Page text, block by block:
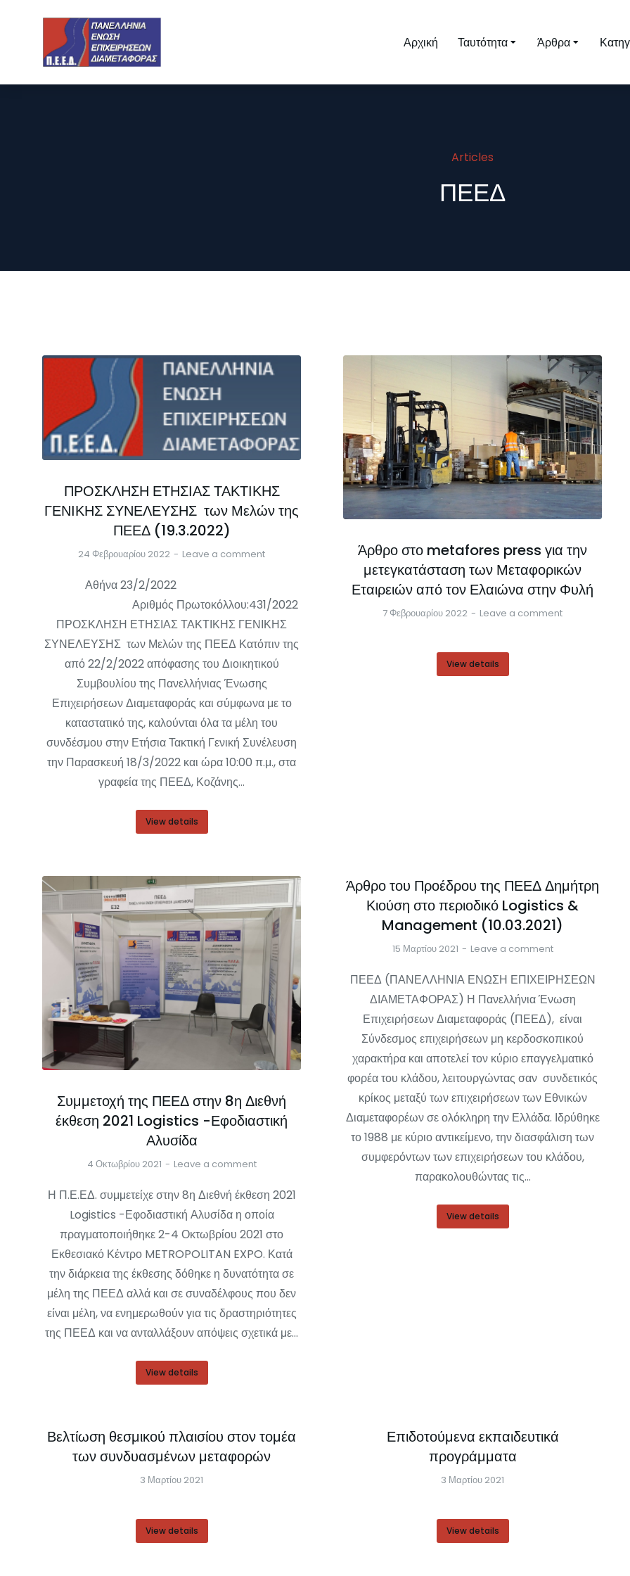
Αρχική Ταυτότητα Άρθρα
Articles
ΠΕΕΔ
ΠΡΟΣΚΛΗΣΗ ΕΤΗΣΙΑΣ ΤΑΚΤΙΚΗΣ
ΓΕΝΙΚΗΣ ΣΥΝΕΛΕΥΣΗΣ των Μελών της
ΠΕΕΔ (19.3.2022)
24 Φεβρουαρίου 2022 Leave a comment
Αθήνα 23/2/2022
Αριθμός Πρωτοκόλλου:431/2022
ΠΡΟΣΚΛΗΣΗ ΕΤΗΣΙΑΣ ΤΑΚΤΙΚΗΣ ΓΕΝΙΚΗΣ
ΣΥΝΕΛΕΥΣΗΣ των Μελών της ΠΕΕΔ Κατόπιν της
από 22/2/2022 απόφασης του Διοικητικού
Συμβουλίου της Πανελλήνιας Ένωσης
Επιχειρήσεων Διαμεταφοράς και σύμφωνα με το
καταστατικό της, καλούνται όλα τα μέλη του
συνδέσμου στην Ετήσια Τακτική Γενική Συνέλευση
την Παρασκευή 18/3/2022 και ώρα 10:00 π.μ., στα
γραφεία της ΠΕΕΔ, Κοζάνης…
View details
Άρθρο στο metafores press για την
μετεγκατάσταση των Μεταφορικών
Εταιρειών από τον Ελαιώνα στην Φυλή
7 Φεβρουαρίου 2022 Leave a comment
View details
Συμμετοχή της ΠΕΕΔ στην 8η Διεθνή
έκθεση 2021 Logistics -Εφοδιαστική
Αλυσίδα
4 Οκτωβρίου 2021 Leave a comment
Η Π.Ε.ΕΔ. συμμετείχε στην 8η Διεθνή έκθεση 2021
Logistics -Εφοδιαστική Αλυσίδα η οποία
πραγματοποιήθηκε 2-4 Οκτωβρίου 2021 στο
Εκθεσιακό Κέντρο METROPOLITAN EXPO. Κατά
την διάρκεια της έκθεσης δόθηκε η δυνατότητα σε
μέλη της ΠΕΕΔ αλλά και σε συναδέλφους που δεν
είναι μέλη, να ενημερωθούν για τις δραστηριότητες
της ΠΕΕΔ και να ανταλλάξουν απόψεις σχετικά με…
View details
Άρθρο του Προέδρου της ΠΕΕΔ Δημήτρη
Κιούση στο περιοδικό Logistics &
Management (10.03.2021)
15 Μαρτίου 2021 Leave a comment
ΠΕΕΔ (ΠΑΝΕΛΛΗΝΙΑ ΕΝΩΣΗ ΕΠΙΧΕΙΡΗΣΕΩΝ
ΔΙΑΜΕΤΑΦΟΡΑΣ) Η Πανελλήνια Ένωση
Επιχειρήσεων Διαμεταφοράς (ΠΕΕΔ), είναι
Σύνδεσμος επιχειρήσεων μη κερδοσκοπικού
χαρακτήρα και αποτελεί τον κύριο επαγγελματικό
φορέα του κλάδου, λειτουργώντας σαν συνδετικός
κρίκος μεταξύ των επιχειρήσεων των Εθνικών
Διαμεταφορέων σε ολόκληρη την Ελλάδα. Ιδρύθηκε
το 1988 με κύριο αντικείμενο, την διασφάλιση των
συμφερόντων των επιχειρήσεων του κλάδου,
παρακολουθώντας τις…
View details
Βελτίωση θεσμικού πλαισίου στον τομέα
των συνδυασμένων μεταφορών
3 Μαρτίου 2021
View details
Επιδοτούμενα εκπαιδευτικά
προγράμματα
3 Μαρτίου 2021
View details